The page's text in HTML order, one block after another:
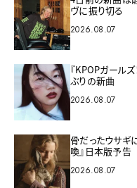
ヴに振り切る
2026.08.07
『KPOPガール
ぶりの新曲
2026.08.07
骨だったウサギ
喚』日本版予告
2026.08.07